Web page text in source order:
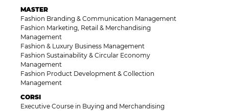
MASTER
Fashion Branding & Communication Management
Fashion Marketing, Retail & Merchandising
Management
Fashion & Luxury Business Management
Fashion Sustainability & Circular Economy
Management
Fashion Product Development & Collection
Management
CORSI
Executive Course in Buying and Merchandising